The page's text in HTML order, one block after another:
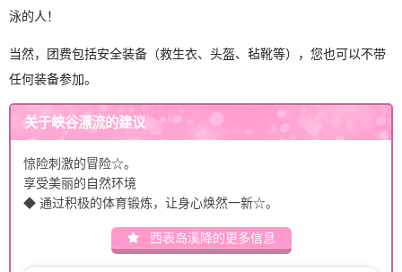
泳的人！
当然，团费包括安全装备（救生衣、头盔、毡靴等），您也可以不带
任何装备参加。
关于峡谷漂流的建议
惊险刺激的冒险☆。
享受美丽的自然环境
◆ 通过积极的体育锻炼，让身心焕然一新☆。
西表岛溪降的更多信息